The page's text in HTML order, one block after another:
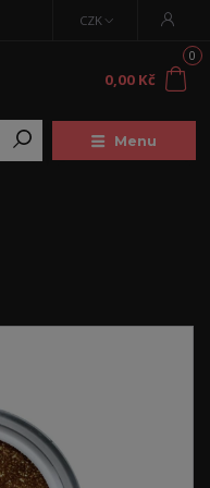
Menu
CZK
0
0,00 Kč